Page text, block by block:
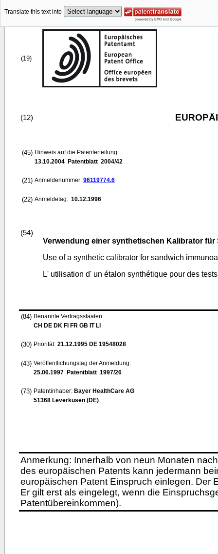
Translate this text into
(19)
(12)
(45) Hinweis auf die Patenterteilung:
13.10.2004 Patentblatt 2004/42
(21) Anmeldenummer: 96119774.6
(22) Anmeldetag: 10.12.1996
(54)
Verwendung einer synthetischen Kalibrator
Use of a synthetic calibrator for sandwich
L' utilisation d' un étalon synthétique pour des
(84) Benannte Vertragsstaaten:
CH DE DK FI FR GB IT LI
(30) Priorität: 21.12.1995 DE 19548028
(43) Veröffentlichungstag der Anmeldung:
25.06.1997 Patentblatt 1997/26
(73) Patentinhaber: Bayer HealthCare AG
51368 Leverkusen (DE)
Anmerkung: Innerhalb von neun Monaten
des europäischen Patents kann jedermann
europäischen Patent Einspruch einlegen. Der
Er gilt erst als eingelegt, wenn die
Patentübereinkommen).